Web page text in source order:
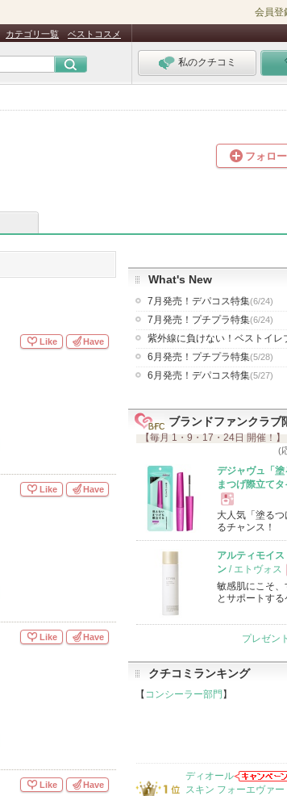
会員登
カテゴリ一覧 ベストコスメ
私のクチコミ
フォロー
Like Have
Like Have
Like Have
Like Have
What's New
7月発売！デパコス特集(6/24)
7月発売！プチプラ特集(6/24)
紫外線に負けない！ベストイレ
6月発売！プチプラ特集(5/28)
6月発売！デパコス特集(5/27)
ブランドファンクラブ
【毎月 1・9・17・24日 開催！】
(
デジャヴュ「
まつげ際立てタ
現
品
大人気「塗る
るチャンス！
アルティモイ
ン / エトヴォス
敏感肌にこそ
とサポートする
プレゼン
クチコミランキング
【 コンシーラー部門 】
ディオール
スキン フォーエヴァー